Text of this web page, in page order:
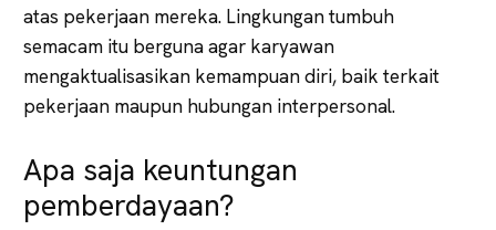
atas pekerjaan mereka. Lingkungan tumbuh
semacam itu berguna agar karyawan
mengaktualisasikan kemampuan diri, baik terkait
pekerjaan maupun hubungan interpersonal.
Apa saja keuntungan
pemberdayaan?